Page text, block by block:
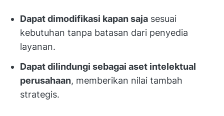
Dapat dimodifikasi kapan saja sesuai
kebutuhan tanpa batasan dari penyedia
layanan.
Dapat dilindungi sebagai aset intelektual
perusahaan, memberikan nilai tambah
strategis.